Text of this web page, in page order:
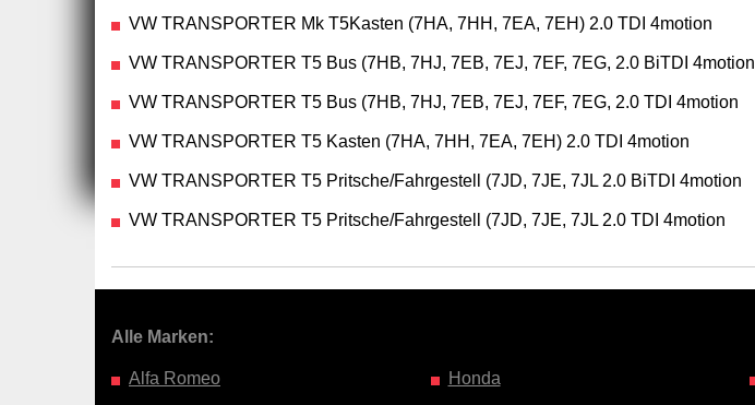
VW TRANSPORTER Mk T5Kasten (7HA, 7HH, 7EA, 7EH) 2.0 TDI 4motion
VW TRANSPORTER T5 Bus (7HB, 7HJ, 7EB, 7EJ, 7EF, 7EG, 2.0 BiTDI 4motion
VW TRANSPORTER T5 Bus (7HB, 7HJ, 7EB, 7EJ, 7EF, 7EG, 2.0 TDI 4motion
VW TRANSPORTER T5 Kasten (7HA, 7HH, 7EA, 7EH) 2.0 TDI 4motion
VW TRANSPORTER T5 Pritsche/Fahrgestell (7JD, 7JE, 7JL 2.0 BiTDI 4motion
VW TRANSPORTER T5 Pritsche/Fahrgestell (7JD, 7JE, 7JL 2.0 TDI 4motion
Alle Marken:
Alfa Romeo Honda